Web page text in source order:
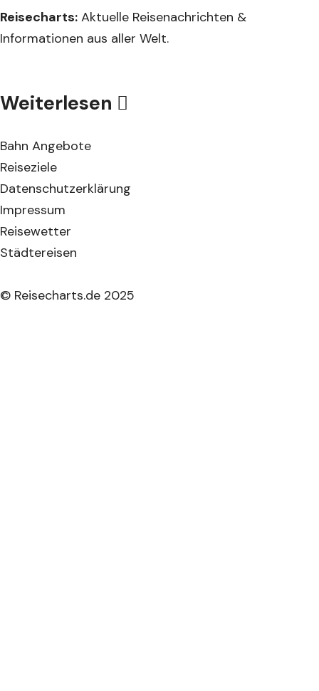
Reisecharts: Aktuelle Reisenachrichten &
Informationen aus aller Welt.
Weiterlesen
Bahn Angebote
Reiseziele
Datenschutzerklärung
Impressum
Reisewetter
Städtereisen
© Reisecharts.de 2025